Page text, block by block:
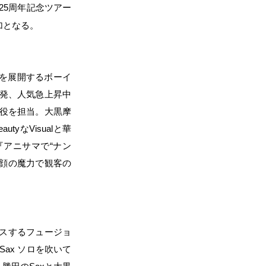
周年記念ツアー
なる。
展開するボーイ
、人気急上昇中
を担当。大黒摩
なVisual と華
アニサマで“ナン
の魔力で観客の
するフュージョ
Sax ソロを吹いて